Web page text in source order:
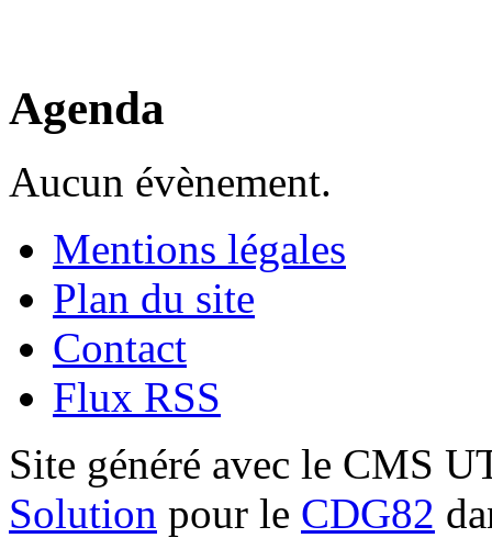
Agenda
Aucun évènement.
Mentions légales
Plan du site
Contact
Flux RSS
Site généré avec le CMS
Solution pour le CDG82